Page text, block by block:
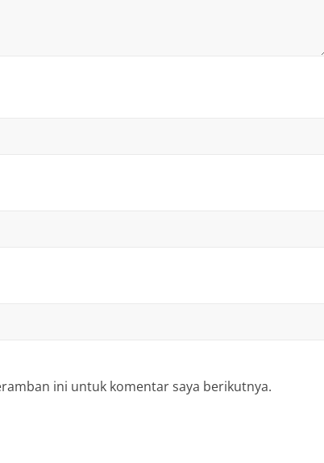
ini untuk komentar saya berikutnya.